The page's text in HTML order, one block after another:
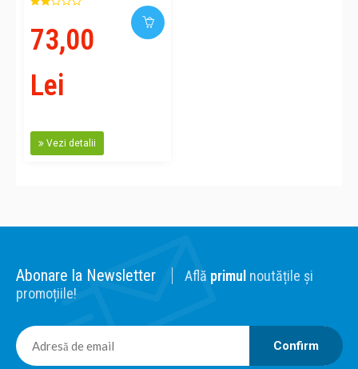
73,00
Lei
Vezi detalii
Abonare la Newsletter Află primul noutățile și
promoțiile!
Confirm